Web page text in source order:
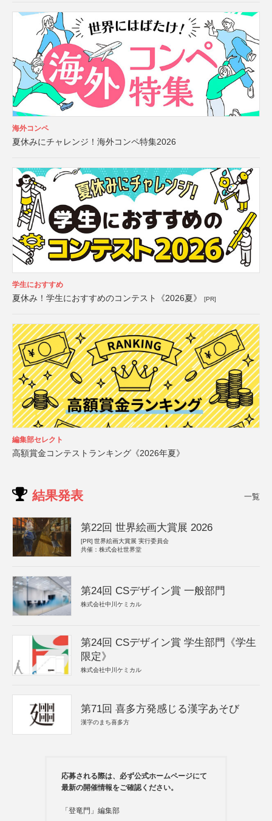
海外コンペ
夏休みにチャレンジ！海外コンペ特集2026
学生におすすめ
夏休み！学生におすすめのコンテスト《2026夏》 [PR]
編集部セレクト
高額賞金コンテストランキング《2026年夏》
結果発表 一覧
第22回 世界絵画大賞展 2026
[PR] 世界絵画大賞展 実行委員会
共催：株式会社世界堂
第24回 CSデザイン賞 一般部門
株式会社中川ケミカル
第24回 CSデザイン賞 学生部門《学生
限定》
株式会社中川ケミカル
第71回 喜多方発感じる漢字あそび
漢字のまち喜多方
応募される際は、必ず公式ホームページにて
最新の開催情報をご確認ください。
「登竜門」編集部